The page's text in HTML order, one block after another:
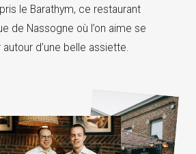
le Barathym, ce restaurant
de Nassogne où l’on aime se
d’une belle assiette.